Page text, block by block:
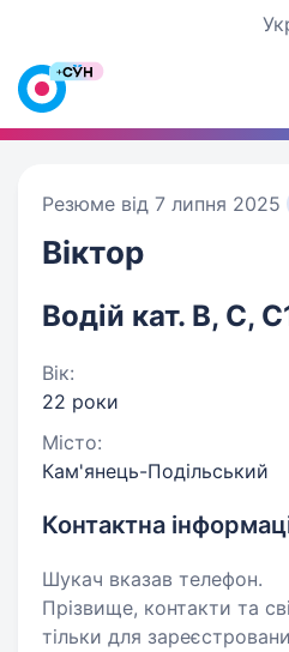
Резюме від 7 липня 2025
Віктор
Водій кат. В, С,
Вік:
22 роки
Місто:
Кам'янець-Подільський
Контактна
Шукач вказав телефон.
Прізвище, контакти та
тільки для